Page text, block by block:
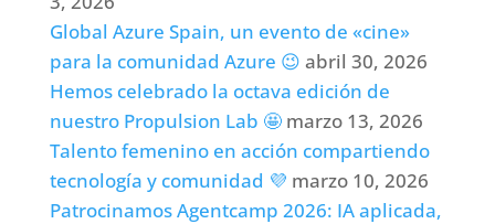
Global Azure Spain, un evento de «cine»
para la comunidad Azure 😉 abril 30, 2026
Hemos celebrado la octava edición de
nuestro Propulsion Lab 🤩 marzo 13, 2026
Talento femenino en acción compartiendo
tecnología y comunidad 💜 marzo 10, 2026
Patrocinamos Agentcamp 2026: IA aplicada,